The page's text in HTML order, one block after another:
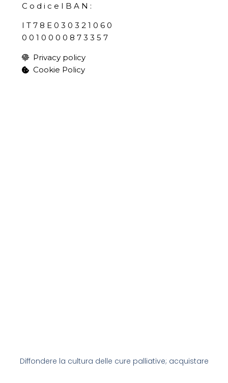
Diffondere la cultura delle cure palliative; acquistare
C o d i c e I B A N :
I T 7 8 E 0 3 0 3 2 1 0 6 0
0 0 1 0 0 0 0 8 7 3 3 5 7
Privacy policy
Cookie Policy